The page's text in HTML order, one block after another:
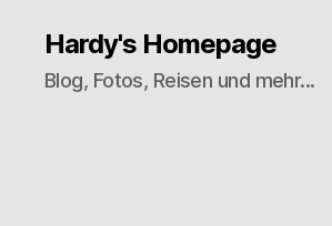
Hardy's Homepage
Blog, Fotos, Reisen und mehr...